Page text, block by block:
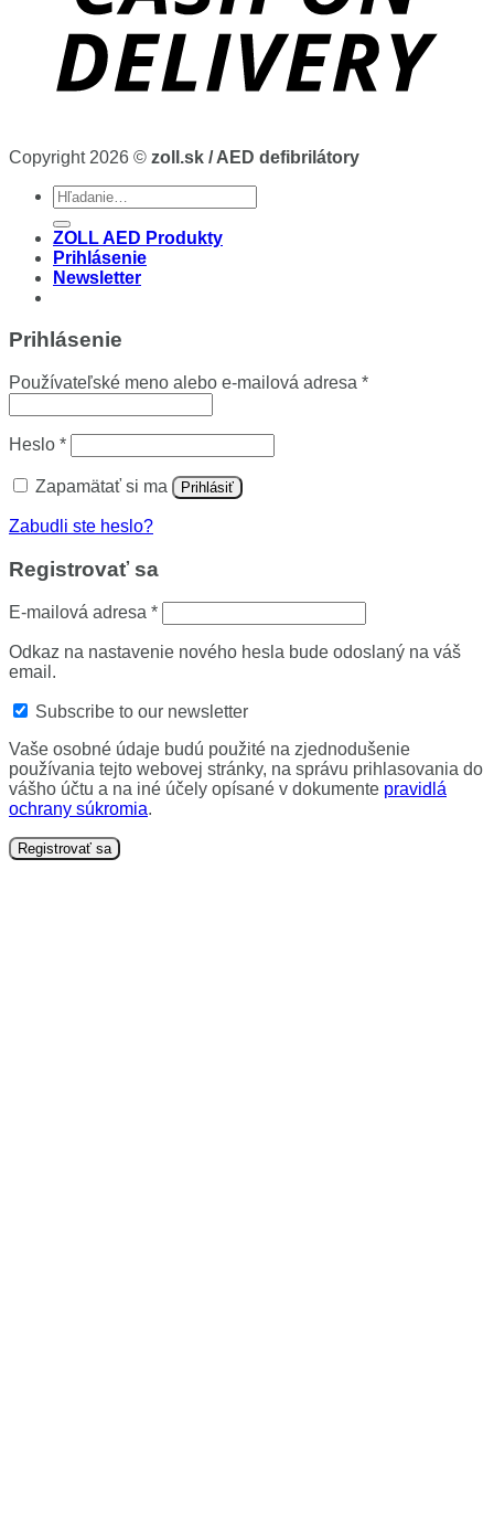
Copyright 2026 © zoll.sk / AED defibrilátory
Hľadať:
ZOLL AED Produkty
Prihlásenie
Newsletter
Prihlásenie
Používateľské meno alebo e-mailová adresa *Povinné
Heslo *Povinné
Zapamätať si ma Prihlásiť
Zabudli ste heslo?
Registrovať sa
E-mailová adresa *Povinné
Odkaz na nastavenie nového hesla bude odoslaný na váš
email.
Subscribe to our newsletter
Vaše osobné údaje budú použité na zjednodušenie
používania tejto webovej stránky, na správu prihlasovania do
vášho účtu a na iné účely opísané v dokumente pravidlá
ochrany súkromia.
Registrovať sa